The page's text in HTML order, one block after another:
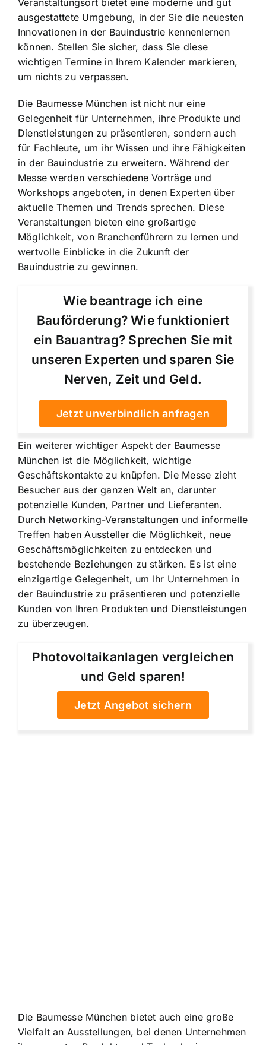
ausgestattete Umgebung, in der Sie die neuesten
Innovationen in der Bauindustrie kennenlernen
können. Stellen Sie sicher, dass Sie diese
wichtigen Termine in Ihrem Kalender markieren,
um nichts zu verpassen.
Die Baumesse München ist nicht nur eine
Gelegenheit für Unternehmen, ihre Produkte und
Dienstleistungen zu präsentieren, sondern auch
für Fachleute, um ihr Wissen und ihre Fähigkeiten
in der Bauindustrie zu erweitern. Während der
Messe werden verschiedene Vorträge und
Workshops angeboten, in denen Experten über
aktuelle Themen und Trends sprechen. Diese
Veranstaltungen bieten eine großartige
Möglichkeit, von Branchenführern zu lernen und
wertvolle Einblicke in die Zukunft der
Bauindustrie zu gewinnen.
Wie beantrage ich eine
Bauförderung? Wie funktioniert
ein Bauantrag? Sprechen Sie mit
unseren Experten und sparen Sie
Nerven, Zeit und Geld.
Jetzt unverbindlich anfragen
Ein weiterer wichtiger Aspekt der Baumesse
München ist die Möglichkeit, wichtige
Geschäftskontakte zu knüpfen. Die Messe zieht
Besucher aus der ganzen Welt an, darunter
potenzielle Kunden, Partner und Lieferanten.
Durch Networking-Veranstaltungen und informelle
Treffen haben Aussteller die Möglichkeit, neue
Geschäftsmöglichkeiten zu entdecken und
bestehende Beziehungen zu stärken. Es ist eine
einzigartige Gelegenheit, um Ihr Unternehmen in
der Bauindustrie zu präsentieren und potenzielle
Kunden von Ihren Produkten und Dienstleistungen
zu überzeugen.
Photovoltaikanlagen vergleichen
und Geld sparen!
Jetzt Angebot sichern
Die Baumesse München bietet auch eine große
Vielfalt an Ausstellungen, bei denen Unternehmen